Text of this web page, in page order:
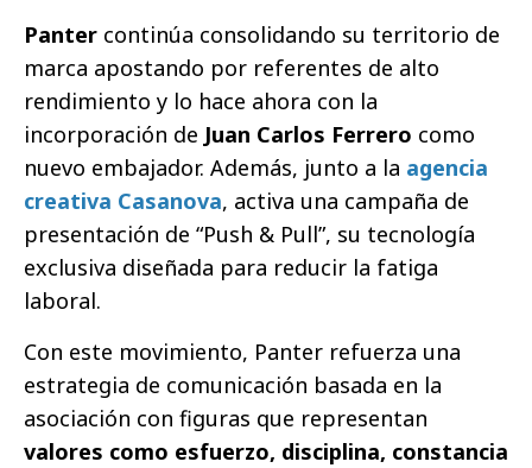
Panter continúa consolidando su territorio de
marca apostando por referentes de alto
rendimiento y lo hace ahora con la
incorporación de Juan Carlos Ferrero como
nuevo embajador. Además, junto a la agencia
creativa Casanova, activa una campaña de
presentación de “Push & Pull”, su tecnología
exclusiva diseñada para reducir la fatiga
laboral.
Con este movimiento, Panter refuerza una
estrategia de comunicación basada en la
asociación con figuras que representan
valores como esfuerzo, disciplina, constancia